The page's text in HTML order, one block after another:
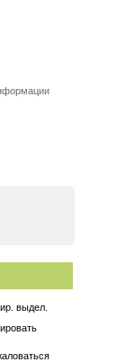
выдел.